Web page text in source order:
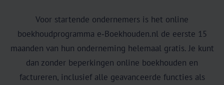
Voor startende ondernemers is het online
boekhoudprogramma e‑Boekhouden.nl de eerste 15
maanden van hun onderneming helemaal gratis. Je kunt
dan zonder beperkingen online boekhouden en
factureren, inclusief alle geavanceerde functies als